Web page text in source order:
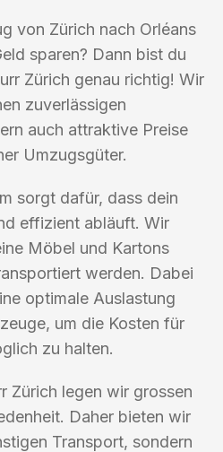
von Zürich nach Orléans
sparen? Dann bist du
Zürich genau richtig! Wir
zuverlässigen
auch attraktive Preise
Umzugsgüter.
sorgt dafür, dass dein
effizient abläuft. Wir
Möbel und Kartons
werden. Dabei
optimale Auslastung
um die Kosten für
zu halten.
Zürich legen wir grossen
Daher bieten wir
Transport, sondern